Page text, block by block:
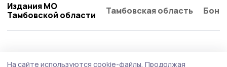
Издания МО
Тамбовской области
Тамбовская область
На сайте используются cookie-файлы. Продолжая